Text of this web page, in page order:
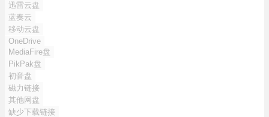
迅雷云盘
蓝奏云
移动云盘
OneDrive
MediaFire盘
PikPak盘
初音盘
磁力链接
其他网盘
缺少下载链接